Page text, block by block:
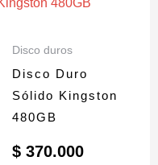
Disco duros
Disco Duro
Sólido Kingston
480GB
$ 370.000